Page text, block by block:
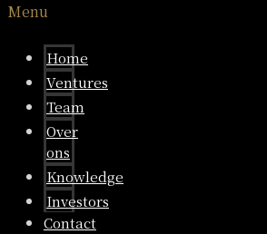
Menu
Home
Ventures
Team
Over
ons
Knowledge
Investors
Contact